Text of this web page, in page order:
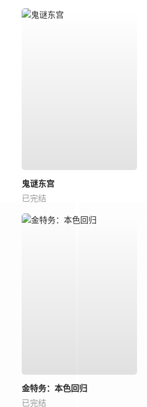
鬼谜东宫
已完结
金特务：本色回归
已完结